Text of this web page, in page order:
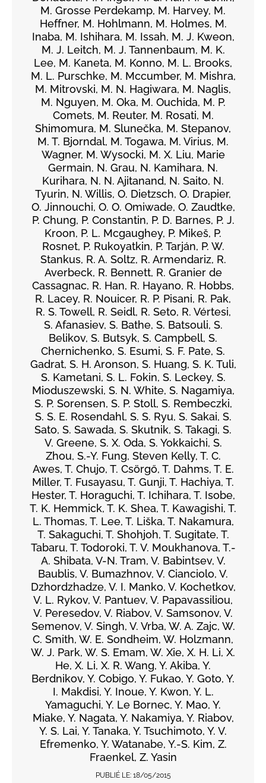
M. Grosse Perdekamp, M. Harvey, M.
Heffner, M. Hohlmann, M. Holmes, M.
Inaba, M. Ishihara, M. Issah, M. J. Kweon,
M. J. Leitch, M. J. Tannenbaum, M. K.
Lee, M. Kaneta, M. Konno, M. L. Brooks,
M. L. Purschke, M. Mccumber, M. Mishra,
M. Mitrovski, M. N. Hagiwara, M. Naglis,
M. Nguyen, M. Oka, M. Ouchida, M. P.
Comets, M. Reuter, M. Rosati, M.
Shimomura, M. Slunečka, M. Stepanov,
M. T. Bjorndal, M. Togawa, M. Virius, M.
Wagner, M. Wysocki, M. X. Liu, Marie
Germain, N. Grau, N. Kamihara, N.
Kurihara, N. N. Ajitanand, N. Saito, N.
Tyurin, N. Willis, O. Dietzsch, O. Drapier,
O. Jinnouchi, O. O. Omiwade, O. Zaudtke,
P. Chung, P. Constantin, P. D. Barnes, P. J.
Kroon, P. L. Mcgaughey, P. Mikeš, P.
Rosnet, P. Rukoyatkin, P. Tarján, P. W.
Stankus, R. A. Soltz, R. Armendariz, R.
Averbeck, R. Bennett, R. Granier de
Cassagnac, R. Han, R. Hayano, R. Hobbs,
R. Lacey, R. Nouicer, R. P. Pisani, R. Pak,
R. S. Towell, R. Seidl, R. Seto, R. Vértesi,
S. Afanasiev, S. Bathe, S. Batsouli, S.
Belikov, S. Butsyk, S. Campbell, S.
Chernichenko, S. Esumi, S. F. Pate, S.
Gadrat, S. H. Aronson, S. Huang, S. K. Tuli,
S. Kametani, S. L. Fokin, S. Leckey, S.
Mioduszewski, S. N. White, S. Nagamiya,
S. P. Sorensen, S. P. Stoll, S. Rembeczki,
S. S. E. Rosendahl, S. S. Ryu, S. Sakai, S.
Sato, S. Sawada, S. Skutnik, S. Takagi, S.
V. Greene, S. X. Oda, S. Yokkaichi, S.
Zhou, S.-Y. Fung, Steven Kelly, T. C.
Awes, T. Chujo, T. Csörgő, T. Dahms, T. E.
Miller, T. Fusayasu, T. Gunji, T. Hachiya, T.
Hester, T. Horaguchi, T. Ichihara, T. Isobe,
T. K. Hemmick, T. K. Shea, T. Kawagishi, T.
L. Thomas, T. Lee, T. Liška, T. Nakamura,
T. Sakaguchi, T. Shohjoh, T. Sugitate, T.
Tabaru, T. Todoroki, T. V. Moukhanova, T.-
A. Shibata, V-N. Tram, V. Babintsev, V.
Baublis, V. Bumazhnov, V. Cianciolo, V.
Dzhordzhadze, V. I. Manko, V. Kochetkov,
V. L. Rykov, V. Pantuev, V. Papavassiliou,
V. Peresedov, V. Riabov, V. Samsonov, V.
Semenov, V. Singh, V. Vrba, W. A. Zajc, W.
C. Smith, W. E. Sondheim, W. Holzmann,
W. J. Park, W. S. Emam, W. Xie, X. H. Li, X.
He, X. Li, X. R. Wang, Y. Akiba, Y.
Berdnikov, Y. Cobigo, Y. Fukao, Y. Goto, Y.
I. Makdisi, Y. Inoue, Y. Kwon, Y. L.
Yamaguchi, Y. Le Bornec, Y. Mao, Y.
Miake, Y. Nagata, Y. Nakamiya, Y. Riabov,
Y. S. Lai, Y. Tanaka, Y. Tsuchimoto, Y. V.
Efremenko, Y. Watanabe, Y.-S. Kim, Z.
Fraenkel, Z. Yasin
PUBLIÉ LE: 18/05/2015